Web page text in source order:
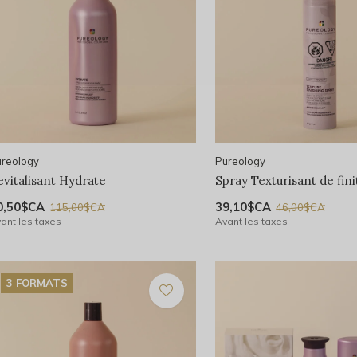
Hydrate
115,00$CA
les taxes
Pureology
Spray Texturisant de
39,10$CA 46,00$CA
Avant les taxes
3 FORMATS